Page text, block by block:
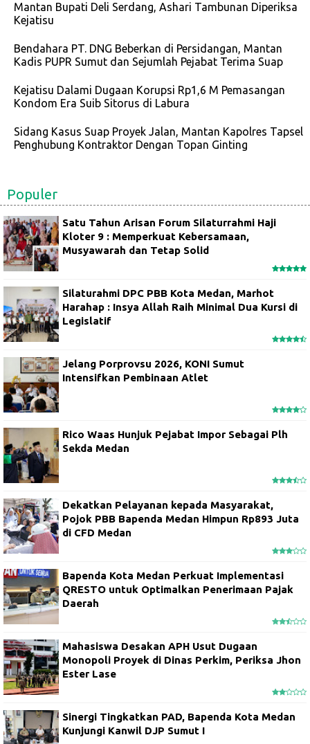
Mantan Bupati Deli Serdang, Ashari Tambunan Diperiksa
Kejatisu
Bendahara PT. DNG Beberkan di Persidangan, Mantan
Kadis PUPR Sumut dan Sejumlah Pejabat Terima Suap
Kejatisu Dalami Dugaan Korupsi Rp1,6 M Pemasangan
Kondom Era Suib Sitorus di Labura
Sidang Kasus Suap Proyek Jalan, Mantan Kapolres Tapsel
Penghubung Kontraktor Dengan Topan Ginting
Populer
Satu Tahun Arisan Forum Silaturrahmi Haji
Kloter 9 : Memperkuat Kebersamaan,
Musyawarah dan Tetap Solid
Silaturahmi DPC PBB Kota Medan, Marhot
Harahap : Insya Allah Raih Minimal Dua Kursi di
Legislatif
Jelang Porprovsu 2026, KONI Sumut
Intensifkan Pembinaan Atlet
Rico Waas Hunjuk Pejabat Impor Sebagai Plh
Sekda Medan
Dekatkan Pelayanan kepada Masyarakat,
Pojok PBB Bapenda Medan Himpun Rp893 Juta
di CFD Medan
Bapenda Kota Medan Perkuat Implementasi
QRESTO untuk Optimalkan Penerimaan Pajak
Daerah
Mahasiswa Desakan APH Usut Dugaan
Monopoli Proyek di Dinas Perkim, Periksa Jhon
Ester Lase
Sinergi Tingkatkan PAD, Bapenda Kota Medan
Kunjungi Kanwil DJP Sumut I